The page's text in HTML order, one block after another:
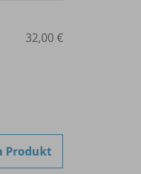
32,00 €
Produkt